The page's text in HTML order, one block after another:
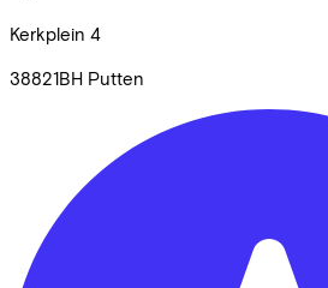
Kerkplein 4
38821BH Putten